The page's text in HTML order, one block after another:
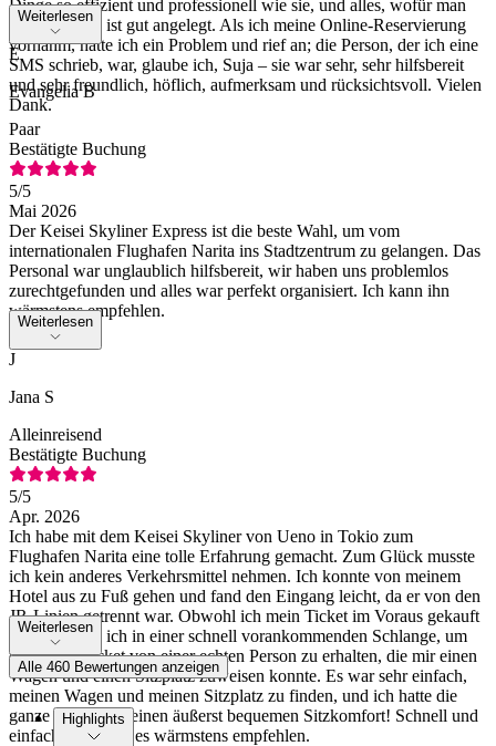
Dinge so effizient und professionell wie sie, und alles, wofür man
Geld ausgibt, ist gut angelegt. Als ich meine Online-Reservierung
vornahm, hatte ich ein Problem und rief an; die Person, der ich eine
SMS schrieb, war, glaube ich, Suja – sie war sehr, sehr hilfsbereit
und sehr freundlich, höflich, aufmerksam und rücksichtsvoll. Vielen
Dank.
Weiterlesen
E
Evangelia B
Paar
Bestätigte Buchung
5/5
Mai 2026
Der Keisei Skyliner Express ist die beste Wahl, um vom
internationalen Flughafen Narita ins Stadtzentrum zu gelangen. Das
Personal war unglaublich hilfsbereit, wir haben uns problemlos
zurechtgefunden und alles war perfekt organisiert. Ich kann ihn
wärmstens empfehlen.
Weiterlesen
J
Jana S
Alleinreisend
Bestätigte Buchung
5/5
Apr. 2026
Ich habe mit dem Keisei Skyliner von Ueno in Tokio zum
Flughafen Narita eine tolle Erfahrung gemacht. Zum Glück musste
ich kein anderes Verkehrsmittel nehmen. Ich konnte von meinem
Hotel aus zu Fuß gehen und fand den Eingang leicht, da er von den
JR-Linien getrennt war. Obwohl ich mein Ticket im Voraus gekauft
hatte, wartete ich in einer schnell vorankommenden Schlange, um
ein echtes Ticket von einer echten Person zu erhalten, die mir einen
Wagen und einen Sitzplatz zuweisen konnte. Es war sehr einfach,
meinen Wagen und meinen Sitzplatz zu finden, und ich hatte die
ganze Fahrt über einen äußerst bequemen Sitzkomfort! Schnell und
einfach! Ich kann es wärmstens empfehlen.
Weiterlesen
Alle 460 Bewertungen anzeigen
Highlights